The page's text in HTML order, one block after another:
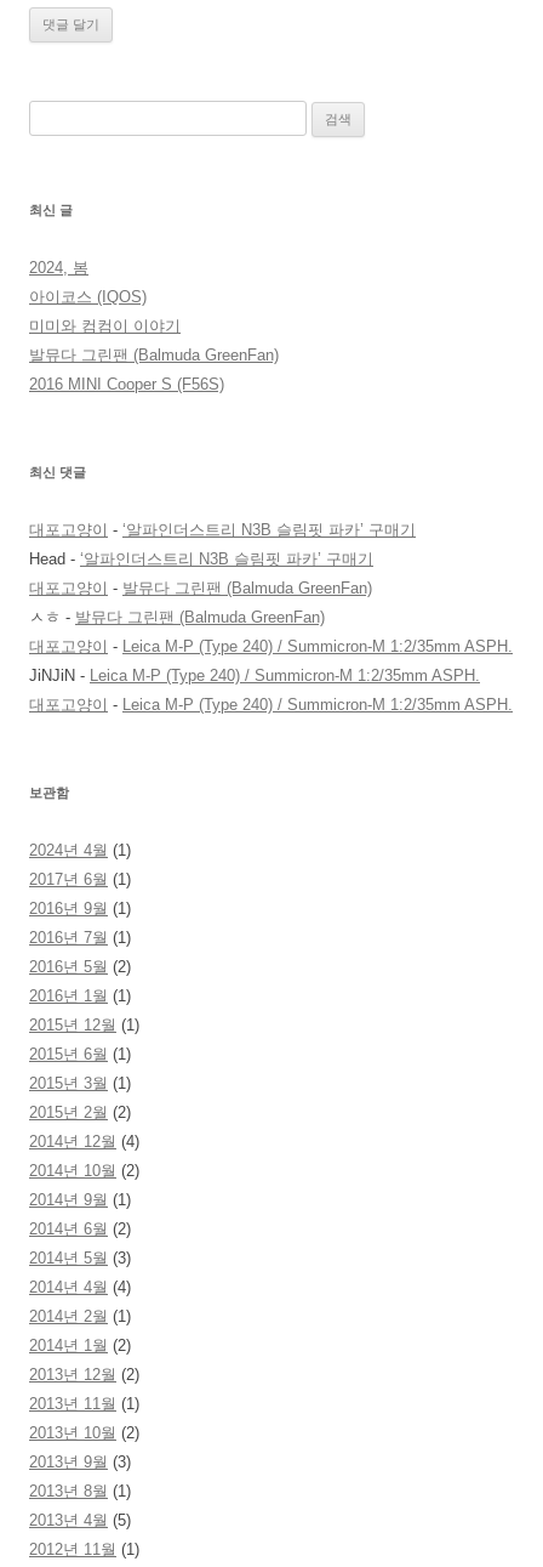
최신 글
2024, 봄
아이코스 (IQOS)
미미와 컴컴이 이야기
발뮤다 그린팬 (Balmuda GreenFan)
2016 MINI Cooper S (F56S)
최신 댓글
대포고양이 - ‘알파인더스트리 N3B 슬림핏 파카’ 구매기
Head - ‘알파인더스트리 N3B 슬림핏 파카’ 구매기
대포고양이 - 발뮤다 그린팬 (Balmuda GreenFan)
ㅅㅎ - 발뮤다 그린팬 (Balmuda GreenFan)
대포고양이 -
Leica M-P (Type 240) / Summicron-M 1:2/35mm ASPH.
JiNJiN -
Leica M-P (Type 240) / Summicron-M 1:2/35mm ASPH.
대포고양이 - Leica M-P (Type 240) / Summicron-M 1:2/35mm ASPH.
보관함
2024년 4월 (1)
2017년 6월 (1)
2016년 9월 (1)
2016년 7월 (1)
2016년 5월 (2)
2016년 1월 (1)
2015년 12월 (1)
2015년 6월 (1)
2015년 3월 (1)
2015년 2월 (2)
2014년 12월 (4)
2014년 10월 (2)
2014년 9월 (1)
2014년 6월 (2)
2014년 5월 (3)
2014년 4월 (4)
2014년 2월 (1)
2014년 1월 (2)
2013년 12월 (2)
2013년 11월 (1)
2013년 10월 (2)
2013년 9월 (3)
2013년 8월 (1)
2013년 4월 (5)
2012년 11월 (1)